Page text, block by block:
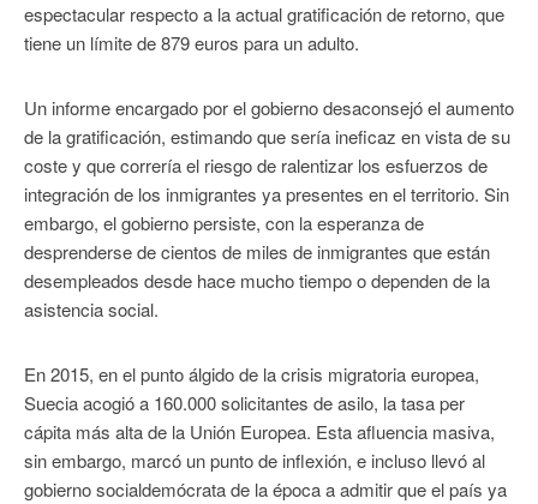
espectacular respecto a la actual gratificación de retorno, que
tiene un límite de 879 euros para un adulto.
Un informe encargado por el gobierno desaconsejó el aumento
de la gratificación, estimando que sería ineficaz en vista de su
coste y que correría el riesgo de ralentizar los esfuerzos de
integración de los inmigrantes ya presentes en el territorio. Sin
embargo, el gobierno persiste, con la esperanza de
desprenderse de cientos de miles de inmigrantes que están
desempleados desde hace mucho tiempo o dependen de la
asistencia social.
En 2015, en el punto álgido de la crisis migratoria europea,
Suecia acogió a 160.000 solicitantes de asilo, la tasa per
cápita más alta de la Unión Europea. Esta afluencia masiva,
sin embargo, marcó un punto de inflexión, e incluso llevó al
gobierno socialdemócrata de la época a admitir que el país ya